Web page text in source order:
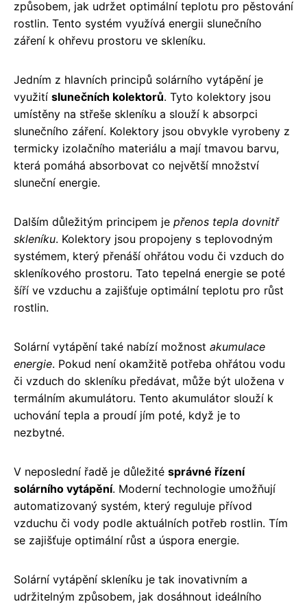
způsobem, jak udržet optimální teplotu pro pěstování
rostlin. Tento systém využívá energii slunečního
záření k ohřevu prostoru ve skleníku.
Jedním z hlavních principů solárního vytápění je
využití slunečních kolektorů. Tyto kolektory jsou
umístěny na střeše skleníku a slouží k absorpci
slunečního záření. Kolektory jsou obvykle vyrobeny z
termicky izolačního materiálu a mají tmavou barvu,
která pomáhá absorbovat co největší množství
sluneční energie.
Dalším důležitým principem je přenos tepla dovnitř
skleníku. Kolektory jsou propojeny s teplovodným
systémem, který přenáší ohřátou vodu či vzduch do
skleníkového prostoru. Tato tepelná energie se poté
šíří ve vzduchu a zajišťuje optimální teplotu pro růst
rostlin.
Solární vytápění také nabízí možnost akumulace
energie. Pokud není okamžitě potřeba ohřátou vodu
či vzduch do skleníku předávat, může být uložena v
termálním akumulátoru. Tento akumulátor slouží k
uchování tepla a proudí jím poté, když je to
nezbytné.
V neposlední řadě je důležité správné řízení
solárního vytápění. Moderní technologie umožňují
automatizovaný systém, který reguluje přívod
vzduchu či vody podle aktuálních potřeb rostlin. Tím
se zajišťuje optimální růst a úspora energie.
Solární vytápění skleníku je tak inovativním a
udržitelným způsobem, jak dosáhnout ideálního